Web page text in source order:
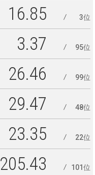
16.85 3位
3.37 95位
26.46 99位
29.47 48位
23.35 22位
205.43 101位